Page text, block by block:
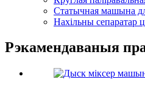
Статычная машына
Нахільны сепаратар
Рэкамендаваныя